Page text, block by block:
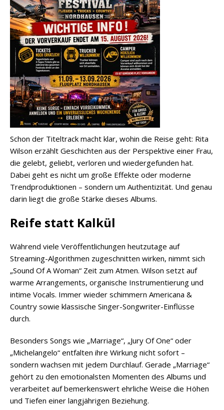
Schon der Titeltrack macht klar, wohin die Reise geht: Rita
Wilson erzählt Geschichten aus der Perspektive einer Frau,
die gelebt, geliebt, verloren und wiedergefunden hat.
Dabei geht es nicht um große Effekte oder moderne
Trendproduktionen – sondern um Authentizität. Und genau
darin liegt die große Stärke dieses Albums.
Reife statt Kalkül
Während viele Veröffentlichungen heutzutage auf
Streaming-Algorithmen zugeschnitten wirken, nimmt sich
„Sound Of A Woman“ Zeit zum Atmen. Wilson setzt auf
warme Arrangements, organische Instrumentierung und
intime Vocals. Immer wieder schimmern Americana &
Country sowie klassische Singer-Songwriter-Einflüsse
durch.
Besonders Songs wie „Marriage“, „Jury Of One“ oder
„Michelangelo“ entfalten ihre Wirkung nicht sofort –
sondern wachsen mit jedem Durchlauf. Gerade „Marriage“
gehört zu den emotionalsten Momenten des Albums und
verarbeitet auf bemerkenswert ehrliche Weise die Höhen
und Tiefen einer langjährigen Beziehung.